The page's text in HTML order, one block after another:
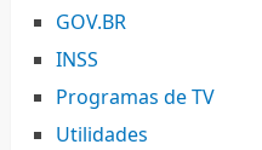
GOV.BR
INSS
Programas de TV
Utilidades